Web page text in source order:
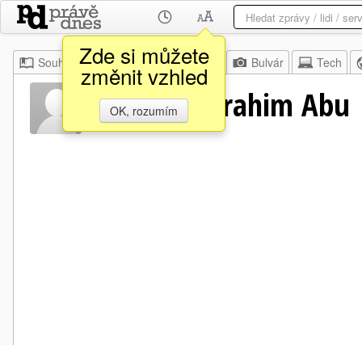
Zde si můžete
změnit vzhled
OK, rozumím
Souhrn Moje Z domova Bulvár Tech
Thuraya Ibrahim Abu